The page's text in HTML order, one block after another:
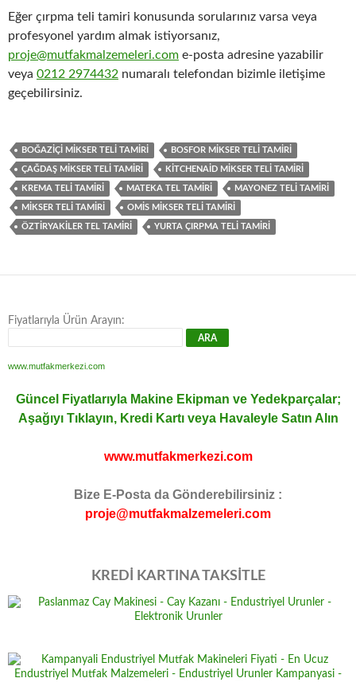
Eğer çırpma teli tamiri konusunda sorularınız varsa veya
profesyonel yardım almak istiyorsanız,
proje@mutfakmalzemeleri.com e-posta adresine yazabilir
veya 0212 2974432 numaralı telefondan bizimle iletişime
geçebilirsiniz.
BOĞAZIÇI MIKSER TELI TAMIRI BOSFOR MIKSER TELI TAMIRI
ÇAĞDAŞ MIKSER TELI TAMIRI KITCHENAID MIKSER TELI TAMIRI
KREMA TELI TAMIRI MATEKA TEL TAMIRI MAYONEZ TELI TAMIRI
MIKSER TELI TAMIRI OMIS MIKSER TELI TAMIRI
ÖZTIRYAKILER TEL TAMIRI YURTA ÇIRPMA TELI TAMIRI
Fiyatlarıyla Ürün Arayın:
www.mutfakmerkezi.com
Güncel Fiyatlarıyla Makine Ekipman ve Yedekparçalar;
Aşağıyı Tıklayın, Kredi Kartı veya Havaleyle Satın Alın
www.mutfakmerkezi.com
Bize E-Posta da Gönderebilirsiniz :
proje@mutfakmalzemeleri.com
KREDİ KARTINA TAKSİTLE